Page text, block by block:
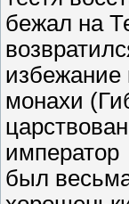
бежал на
избежание
монахи
император
был